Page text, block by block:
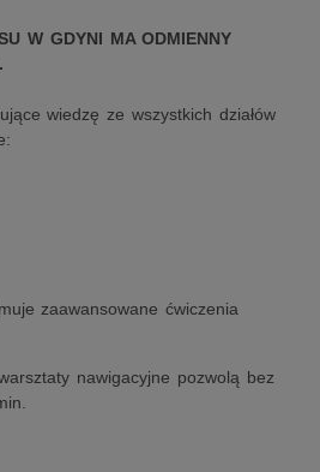
W GDYNI MA ODMIENNY
wiedzę ze wszystkich działów
zaawansowane ćwiczenia
nawigacyjne pozwolą bez